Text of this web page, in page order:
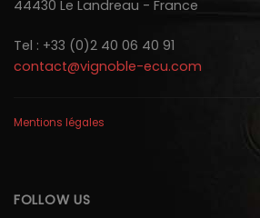
44430 Le Landreau - France
Tel : +33 (0)2 40 06 40 91
contact@vignoble-ecu.com
Mentions légales
FOLLOW US